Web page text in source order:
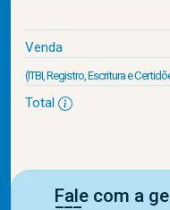
Venda
(ITBI, Registro, Escritura e
Total
Fale com a